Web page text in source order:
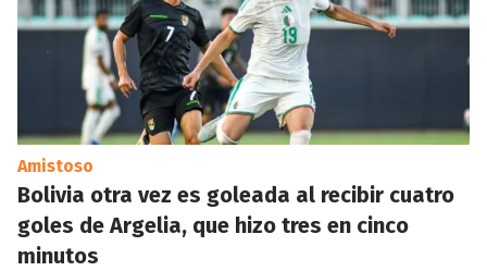
Amistoso
Bolivia otra vez es goleada al recibir cuatro
goles de Argelia, que hizo tres en cinco
minutos